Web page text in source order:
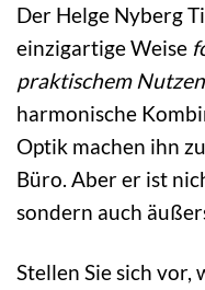
Der Helge Nyberg
einzigartige Weise
praktischem Nutzen
harmonische
Optik machen ihn
Büro. Aber er ist
sondern auch
Stellen Sie sich vor,